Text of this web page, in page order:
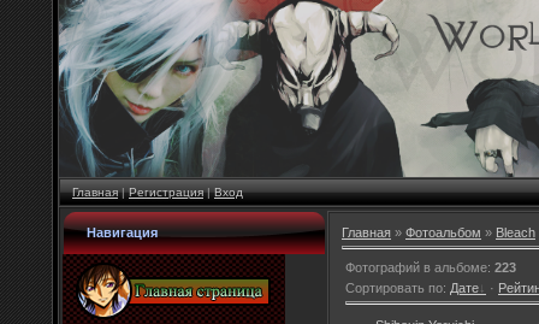
Главная|Регистрация|Вход
Навигация Главная » Фотоальбом » Bleach
Фотографий в альбоме: 223
Сортировать по: Дате ·